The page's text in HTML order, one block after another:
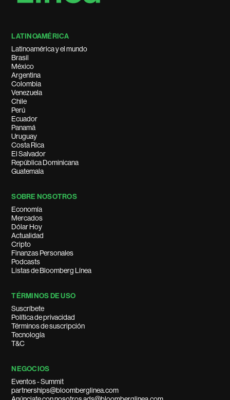
LATINOAMÉRICA
Latinoamérica y el mundo
Brasil
México
Argentina
Colombia
Venezuela
Chile
Perú
Ecuador
Panamá
Uruguay
Costa Rica
El Salvador
República Dominicana
Guatemala
SOBRE NOSOTROS
Economía
Mercados
Dólar Hoy
Actualidad
Cripto
Finanzas Personales
Podcasts
Listas de Bloomberg Línea
TÉRMINOS DE USO
Suscríbete
Política de privacidad
Términos de suscripción
Tecnología
T&C
NEGOCIOS
Eventos - Summit
partnerships@bloomberglinea.com